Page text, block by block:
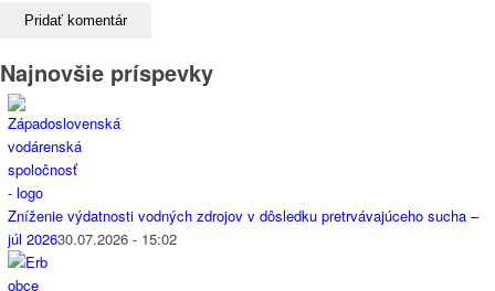
Najnovšie príspevky
Zníženie výdatnosti vodných zdrojov v dôsledku pretrvávajúceho sucha –
júl 202630.07.2026 - 15:02